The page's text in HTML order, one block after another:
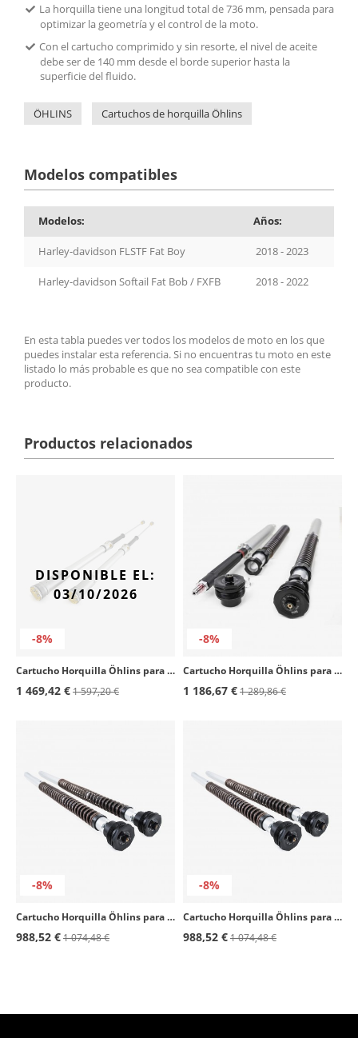
La horquilla tiene una longitud total de 736 mm, pensada para
optimizar la geometría y el control de la moto.
Con el cartucho comprimido y sin resorte, el nivel de aceite
debe ser de 140 mm desde el borde superior hasta la
superficie del fluido.
ÖHLINS Cartuchos de horquilla Öhlins
Modelos compatibles
Modelos: Años:
Harley-davidson FLSTF Fat Boy 2018 - 2023
Harley-davidson Softail Fat Bob / FXFB 2018 - 2022
En esta tabla puedes ver todos los modelos de moto en los que
puedes instalar esta referencia. Si no encuentras tu moto en este
listado lo más probable es que no sea compatible con este
producto.
Productos relacionados
-8%
DISPONIBLE EL:
03/10/2026
Cartucho Horquilla Öhlins para GAS GAS MC 85 (20-25), Husqvarna TC 85 (18-25), KTM 85 SX (18-25) FCX 0101
1 469,42 €1 597,20 €
-8%
Cartucho Horquilla Öhlins para Harley-davidson FLHXSE/FLTRUSE/FLTRXSE CVO (23-25) FKS 527
1 186,67 €1 289,86 €
-8%
Cartucho Horquilla Öhlins para Yamaha FJ 09 (21-24), MT-09 (21-26), Tracer 900 (21-25), XSR 900 (21-25) FKS 518
988,52 €1 074,48 €
-8%
Cartucho Horquilla Öhlins para Ducati Monster (21-25) FKS 523
988,52 €1 074,48 €